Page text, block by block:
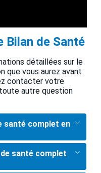
Bilan de Santé
détaillées sur le
que vous aurez avant
contacter votre
autre question
santé complet en
santé complet